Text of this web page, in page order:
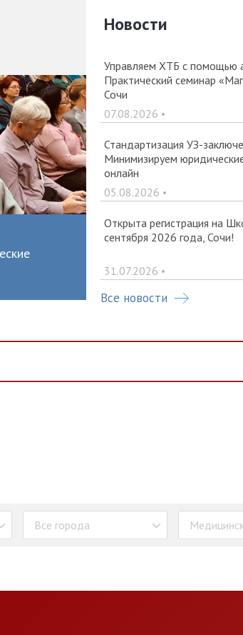
Новости
Управляем ХТБ с помощью
Практический семинар
Сочи
07.08.2026 •
Стандартизация УЗ-
Минимизируем
онлайн
05.08.2026 •
Открыта регистрация на
сентября 2026 года, Сочи!
31.07.2026 •
Все новости
Все города